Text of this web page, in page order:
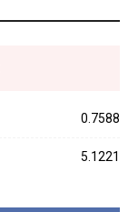
0.7588
5.1221